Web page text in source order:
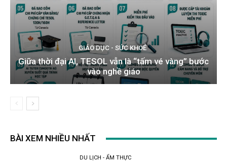
GIÁO DỤC - SỨC KHOẺ
Giữa thời đại AI, TESOL vẫn là “tấm vé vàng” bước
vào nghề giáo
BÀI XEM NHIỀU NHẤT
DU LỊCH - ẨM THỰC